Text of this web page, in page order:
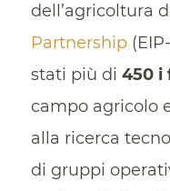
dell’agricoltura
Partnership
stati più di 450 i
campo agricolo
alla ricerca
di gruppi